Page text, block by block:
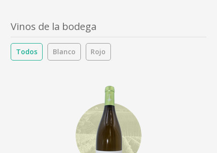
Vinos de la bodega
Todos Blanco Rojo